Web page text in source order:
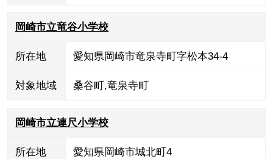
岡崎市立竜谷小学校
所在地 愛知県岡崎市竜泉寺町字松本34-4
対象地域 桑谷町 ,竜泉寺町
岡崎市立連尺小学校
所在地 愛知県岡崎市城北町4